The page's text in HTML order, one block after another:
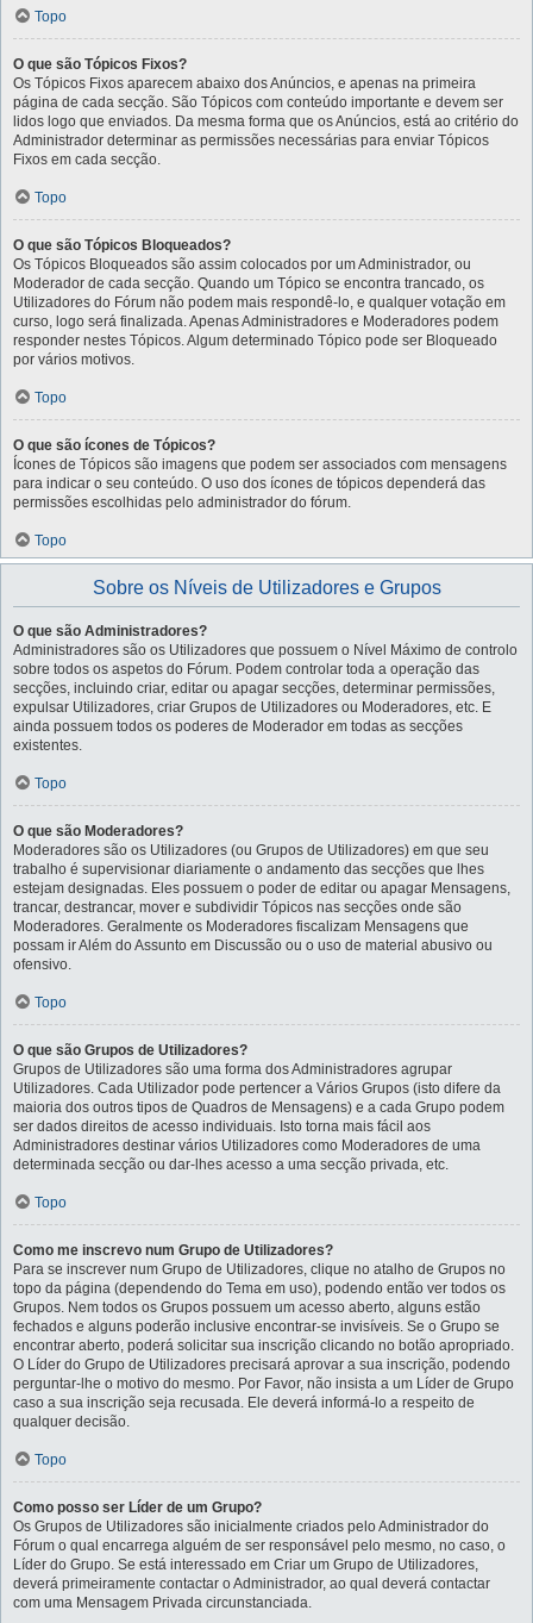
Topo
O que são Tópicos Fixos?
Os Tópicos Fixos aparecem abaixo dos Anúncios, e apenas na primeira
página de cada secção. São Tópicos com conteúdo importante e devem ser
lidos logo que enviados. Da mesma forma que os Anúncios, está ao critério do
Administrador determinar as permissões necessárias para enviar Tópicos
Fixos em cada secção.
Topo
O que são Tópicos Bloqueados?
Os Tópicos Bloqueados são assim colocados por um Administrador, ou
Moderador de cada secção. Quando um Tópico se encontra trancado, os
Utilizadores do Fórum não podem mais respondê-lo, e qualquer votação em
curso, logo será finalizada. Apenas Administradores e Moderadores podem
responder nestes Tópicos. Algum determinado Tópico pode ser Bloqueado
por vários motivos.
Topo
O que são ícones de Tópicos?
Ícones de Tópicos são imagens que podem ser associados com mensagens
para indicar o seu conteúdo. O uso dos ícones de tópicos dependerá das
permissões escolhidas pelo administrador do fórum.
Topo
Sobre os Níveis de Utilizadores e Grupos
O que são Administradores?
Administradores são os Utilizadores que possuem o Nível Máximo de controlo
sobre todos os aspetos do Fórum. Podem controlar toda a operação das
secções, incluindo criar, editar ou apagar secções, determinar permissões,
expulsar Utilizadores, criar Grupos de Utilizadores ou Moderadores, etc. E
ainda possuem todos os poderes de Moderador em todas as secções
existentes.
Topo
O que são Moderadores?
Moderadores são os Utilizadores (ou Grupos de Utilizadores) em que seu
trabalho é supervisionar diariamente o andamento das secções que lhes
estejam designadas. Eles possuem o poder de editar ou apagar Mensagens,
trancar, destrancar, mover e subdividir Tópicos nas secções onde são
Moderadores. Geralmente os Moderadores fiscalizam Mensagens que
possam ir Além do Assunto em Discussão ou o uso de material abusivo ou
ofensivo.
Topo
O que são Grupos de Utilizadores?
Grupos de Utilizadores são uma forma dos Administradores agrupar
Utilizadores. Cada Utilizador pode pertencer a Vários Grupos (isto difere da
maioria dos outros tipos de Quadros de Mensagens) e a cada Grupo podem
ser dados direitos de acesso individuais. Isto torna mais fácil aos
Administradores destinar vários Utilizadores como Moderadores de uma
determinada secção ou dar-lhes acesso a uma secção privada, etc.
Topo
Como me inscrevo num Grupo de Utilizadores?
Para se inscrever num Grupo de Utilizadores, clique no atalho de Grupos no
topo da página (dependendo do Tema em uso), podendo então ver todos os
Grupos. Nem todos os Grupos possuem um acesso aberto, alguns estão
fechados e alguns poderão inclusive encontrar-se invisíveis. Se o Grupo se
encontrar aberto, poderá solicitar sua inscrição clicando no botão apropriado.
O Líder do Grupo de Utilizadores precisará aprovar a sua inscrição, podendo
perguntar-lhe o motivo do mesmo. Por Favor, não insista a um Líder de Grupo
caso a sua inscrição seja recusada. Ele deverá informá-lo a respeito de
qualquer decisão.
Topo
Como posso ser Líder de um Grupo?
Os Grupos de Utilizadores são inicialmente criados pelo Administrador do
Fórum o qual encarrega alguém de ser responsável pelo mesmo, no caso, o
Líder do Grupo. Se está interessado em Criar um Grupo de Utilizadores,
deverá primeiramente contactar o Administrador, ao qual deverá contactar
com uma Mensagem Privada circunstanciada.